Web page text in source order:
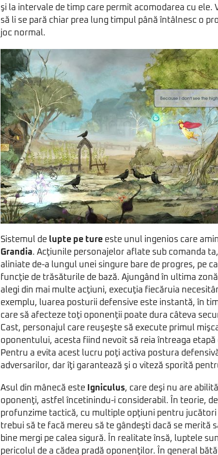
şi la intervale de timp care permit acomodarea cu ele.
să li se pară chiar prea lung timpul până întâlnesc o
joc normal.
Sistemul de lupte pe ture este unul ingenios care
Grandia. Acţiunile personajelor aflate sub comanda
aliniate de-a lungul unei singure bare de progres, pe
funcţie de trăsăturile de bază. Ajungând în ultima
alegi din mai multe acţiuni, execuţia fiecăruia
exemplu, luarea posturii defensive este instantă, în
care să afecteze toţi oponenţii poate dura câteva
Cast, personajul care reuşeşte să execute primul
oponentului, acesta fiind nevoit să reia întreaga
Pentru a evita acest lucru poţi activa postura
adversarilor, dar îţi garantează şi o viteză sporită
Asul din mânecă este Igniculus, care deşi nu are
oponenţi, astfel încetinindu-i considerabil. În teorie,
profunzime tactică, cu multiple opţiuni pentru jucători
trebui să te facă mereu să te gândeşti dacă se merită
bine mergi pe calea sigură. În realitate însă, luptele
pericolul de a cădea pradă oponenţilor. În general